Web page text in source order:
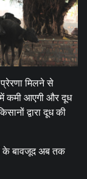
मिलने से
में कमी आएगी और दूध
द्वारा दूध की
के बावजूद अब तक